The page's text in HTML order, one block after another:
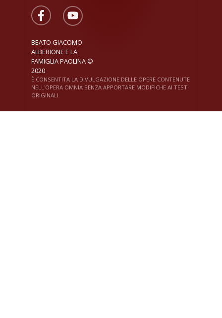
BEATO GIACOMO
ALBERIONE E LA
FAMIGLIA PAOLINA ©
2020
È CONSENTITA LA DIVULGAZIONE DELLE OPERE CONTENUTE
NELL'OPERA OMNIA SENZA APPORTARE MODIFICHE AI TESTI
ORIGINALI.